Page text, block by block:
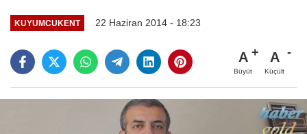
KUYUMCUKENT 22 Haziran 2014 - 18:23
A
Büyüt
A
Küçült